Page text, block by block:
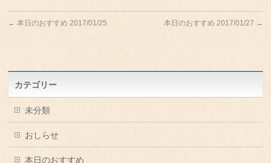
← 本日のおすすめ 2017/01/25 本日のおすすめ 2017/01/27 →
カテゴリー
未分類
おしらせ
本日のおすすめ